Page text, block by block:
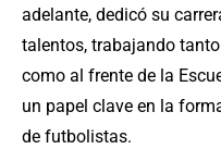
adelante, dedicó su
talentos, trabajando
como al frente de la
un papel clave en la
de futbolistas.